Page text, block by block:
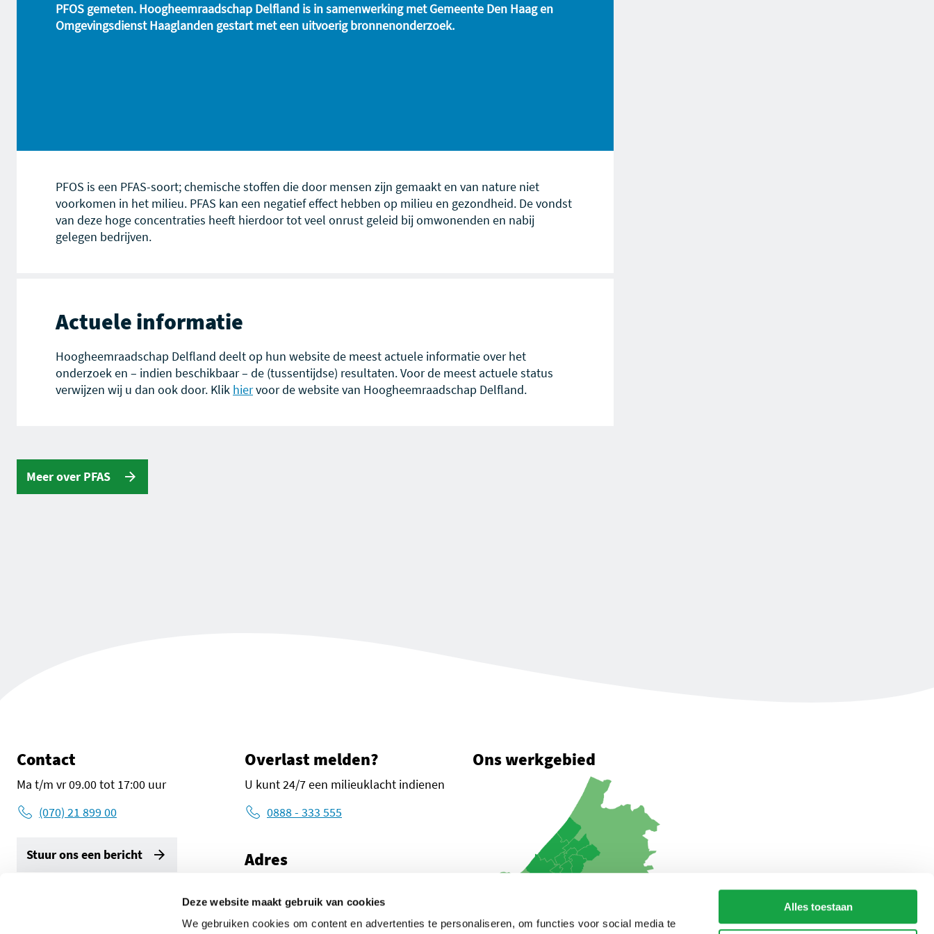
Deze website maakt gebruik van cookies
We gebruiken cookies om content en advertenties te personaliseren, om functies voor social media te
Alles toestaan
PFOS gemeten. Hoogheemraadschap Delfland is in samenwerking met Gemeente Den Haag en
Omgevingsdienst Haaglanden gestart met een uitvoerig bronnenonderzoek.
PFOS is een PFAS-soort; chemische stoffen die door mensen zijn gemaakt en van nature niet
voorkomen in het milieu. PFAS kan een negatief effect hebben op milieu en gezondheid. De vondst
van deze hoge concentraties heeft hierdoor tot veel onrust geleid bij omwonenden en nabij
gelegen bedrijven.
Actuele informatie
Hoogheemraadschap Delfland deelt op hun website de meest actuele informatie over het
onderzoek en – indien beschikbaar – de (tussentijdse) resultaten. Voor de meest actuele status
verwijzen wij u dan ook door. Klik hiervoor de website van Hoogheemraadschap Delfland.
Meer over PFAS
Contact
Ma t/m vr 09.00 tot 17:00 uur
(070) 21 899 00
Stuur ons een bericht
Overlast melden?
U kunt 24/7 een milieuklacht indienen
0888 - 333 555
Adres
2596 AW Den Haag
Route met Google Maps
Ons werkgebied